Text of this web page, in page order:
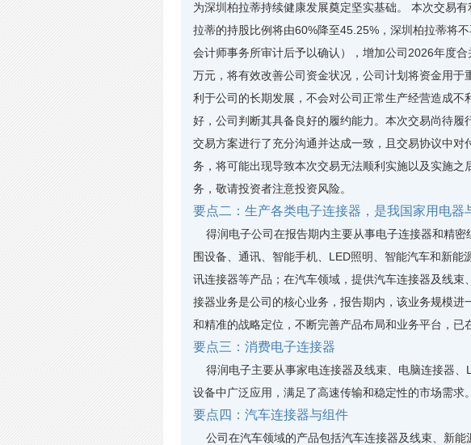
为深圳柏拉蒂持续健康发展奠定坚实基础。 本次交易
拉蒂的持股比例将由60%降至45.25%，深圳柏拉蒂将
会计师事务所审计后予以确认），增加公司2026年度
万元，将有效改善公司资金状况，公司计划将资金用
利于公司的长期发展，不会对公司正常生产经营造成
好，公司判断其具备良好的履约能力。本次交易尚待
交易方案进行了充分沟通并达成一致，且交易协议中
务，将可能出现导致本次交易无法顺利实施以及实施
务，敬请投资者注意投资风险。
要点二：生产各类电子连接器，是我国家用电器
得润电子公司在报告期内主要从事电子连接器和精密
围设备、通讯、智能手机、LED照明、智能汽车和新
讯连接器等产品；在汽车领域，提供汽车连接器及线
接器业务是公司的核心业务，报告期内，该业务规模
和精准的战略定位，不断完善产品布局和业务平台，已
要点三：消费电子连接器
得润电子主要从事家电连接器及线束、电脑连接器、
设备中广泛应用，满足了高速传输和稳定性的市场需求。
要点四：汽车连接器与组件
公司在汽车领域的产品包括汽车连接器及线束、新能